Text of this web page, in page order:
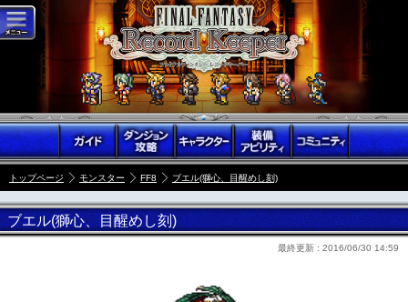
トップページ モンスター FF8 ブエル(獅心、目醒めし刻)
ブエル(獅心、目醒めし刻)
最終更新 : 2016/06/30 14:59